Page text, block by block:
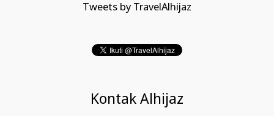
Tweets by TravelAlhijaz
Kontak Alhijaz